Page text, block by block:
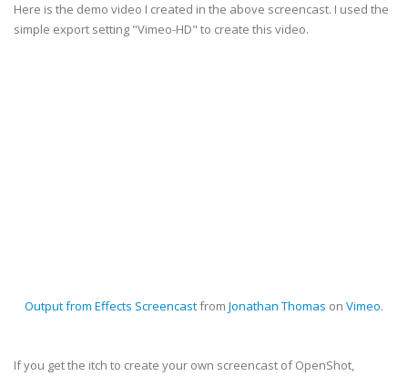
Here is the demo video I created in the above screencast. I used the
simple export setting "Vimeo-HD" to create this video.
Output from Effects Screencastfrom Jonathan Thomas on Vimeo.
If you get the itch to create your own screencast of OpenShot,